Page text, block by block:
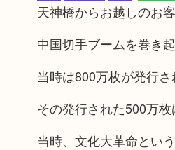
天神橋からお越しのお
中国切手ブームを巻き
当時は800万枚が発行
その発行された500万
当時、文化大革命とい